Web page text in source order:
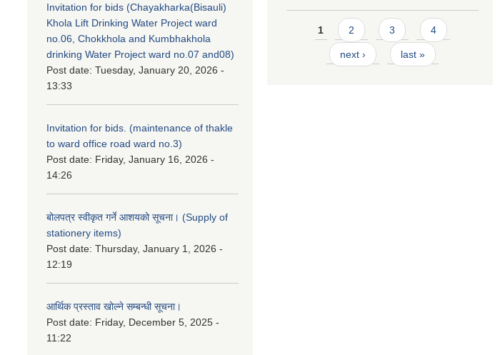
Invitation for bids (Chayakharka(Bisauli)
Khola Lift Drinking Water Project ward
no.06, Chokkhola and Kumbhakhola
drinking Water Project ward no.07 and08)
Post date: Tuesday, January 20, 2026 -
13:33
Invitation for bids. (maintenance of thakle
to ward office road ward no.3)
Post date: Friday, January 16, 2026 -
14:26
बोलपत्र स्वीकृत गर्ने आशयको सूचना। (Supply of
stationery items)
Post date: Thursday, January 1, 2026 -
12:19
आर्थिक प्रस्ताव खोल्ने सम्बन्धी सूचना।
Post date: Friday, December 5, 2025 -
11:22
Pages
1 2 3 4
next › last »